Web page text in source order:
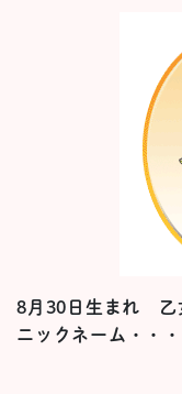
8月30日生まれ 乙
ニックネーム・・